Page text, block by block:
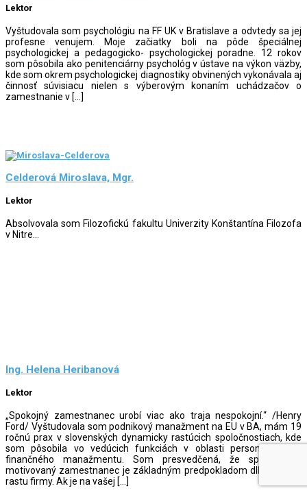
Lektor
Vyštudovala som psychológiu na FF UK v Bratislave a odvtedy sa jej
profesne venujem. Moje začiatky boli na pôde špeciálnej
psychologickej a pedagogicko- psychologickej poradne. 12 rokov
som pôsobila ako penitenciárny psychológ v ústave na výkon väzby,
kde som okrem psychologickej diagnostiky obvinených vykonávala aj
činnosť súvisiacu nielen s výberovým konaním uchádzačov o
zamestnanie v […]
Celderová Miroslava, Mgr.
Lektor
Absolvovala som Filozofickú fakultu Univerzity Konštantína Filozofa
v Nitre...
Ing. Helena Heribanová
Lektor
„Spokojný zamestnanec urobí viac ako traja nespokojní.“ /Henry
Ford/ Vyštudovala som podnikový manažment na EU v BA, mám 19
ročnú prax v slovenských dynamicky rastúcich spoločnostiach, kde
som pôsobila vo vedúcich funkciách v oblasti personálneho a
finančného manažmentu. Som presvedčená, že spokojný a
motivovaný zamestnanec je základným predpokladom dlhodobého
rastu firmy. Ak je na vašej […]